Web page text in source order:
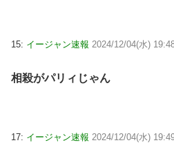
15: イージャン速報 2024/12/04(水)
相殺がパリィじゃん
17: イージャン速報 2024/12/04(水)